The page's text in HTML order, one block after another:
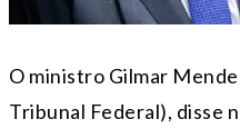
O ministro Gilmar
Tribunal Federal), disse